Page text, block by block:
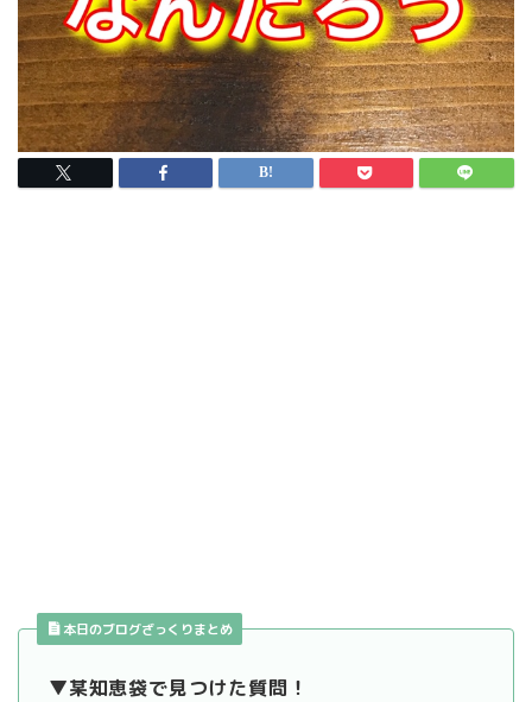
本日のブログざっくりまとめ
▼某知恵袋で見つけた質問！